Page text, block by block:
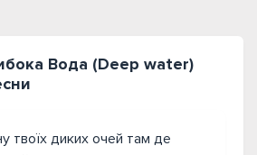
Вода (Deep water)
твоїх диких очей там де